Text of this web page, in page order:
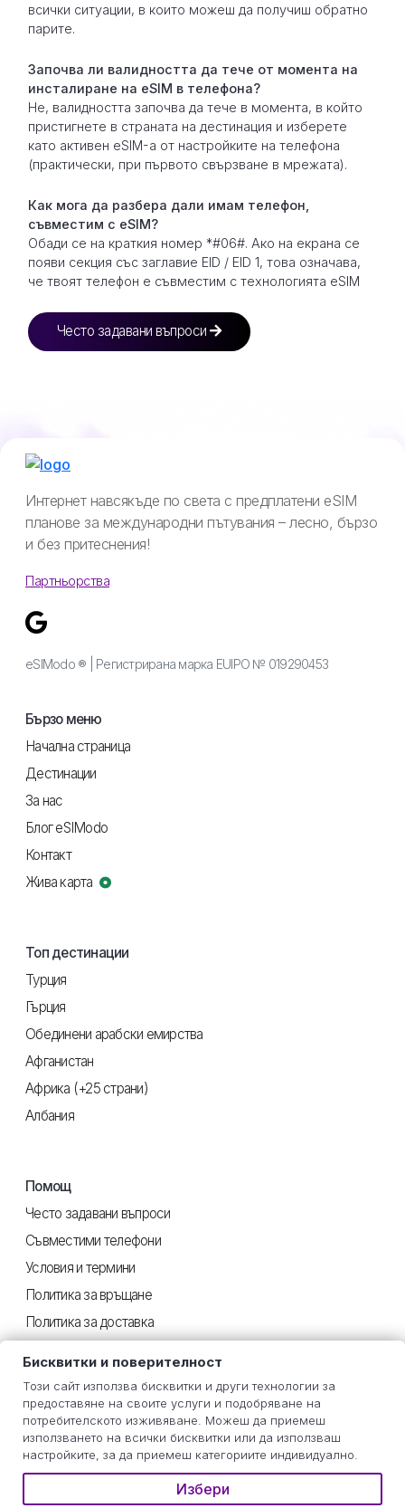
всички ситуации, в които можеш да получиш обратно
парите.
Започва ли валидността да тече от момента на
инсталиране на eSIM в телефона?
Не, валидността започва да тече в момента, в който
пристигнете в страната на дестинация и изберете
като активен eSIM-а от настройките на телефона
(практически, при първото свързване в мрежата).
Как мога да разбера дали имам телефон,
съвместим с eSIM?
Обади се на краткия номер *#06#. Ако на екрана се
появи секция със заглавие EID / EID 1, това означава,
че твоят телефон е съвместим с технологията eSIM
Често задавани въпроси
Интернет навсякъде по света с предплатени eSIM
планове за международни пътувания – лесно, бързо
и без притеснения!
Партньорства
eSIModo ® | Регистрирана марка EUIPO № 019290453
Бързо меню
Начална страница
Дестинации
За нас
Блог eSIModo
Контакт
Жива карта
Топ дестинации
Турция
Гърция
Обединени арабски емирства
Афганистан
Африка (+25 страни)
Албания
Помощ
Често задавани въпроси
Съвместими телефони
Условия и термини
Политика за връщане
Политика за доставка
Полезен
Инструкции iOS
Инструкции Android
Оценка на потреблението
Бисквитки и поверителност
Този сайт използва бисквитки и други технологии за
предоставяне на своите услуги и подобряване на
потребителското изживяване. Можеш да приемеш
използването на всички бисквитки или да използваш
настройките, за да приемеш категориите индивидуално.
Избери